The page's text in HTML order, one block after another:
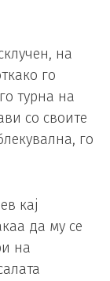
на
го
турна на
со своите
го
кај
да му се
на